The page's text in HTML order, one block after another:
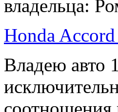
владельца:
Honda
Владею авто